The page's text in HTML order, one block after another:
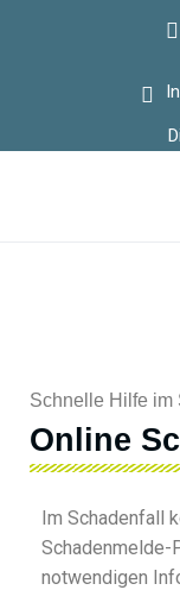
Schnelle Hilfe im
Online
Im Schadenfall
Schadenmelde-
notwendigen